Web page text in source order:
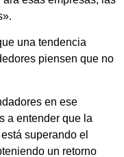
una tendencia
piensen que no
en ese
a entender que la
superando el
un retorno